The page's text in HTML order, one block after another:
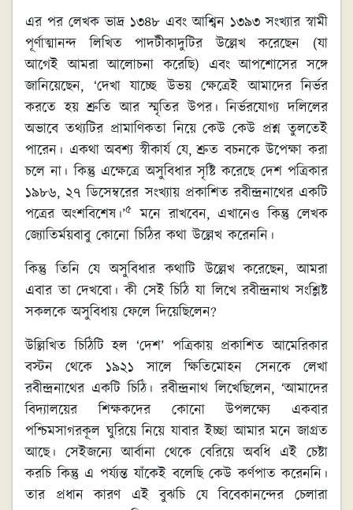
এর পর লেখক ভাদ্র ১৩৪৮ এবং আশ্বিন ১৩৯৩ সংখ্যার স্বামী
পূর্ণাত্মানন্দ লিখিত পাদটীকাদুটির উল্লেখ করেছেন (যা
আগেই আমরা আলোচনা করেছি) এবং আপশোসের সঙ্গে
জানিয়েছেন, ‘দেখা যাচ্ছে উভয় ক্ষেত্রেই আমাদের নির্ভর
করতে হয় শ্রুতি আর স্মৃতির উপর। নির্ভরযোগ্য দলিলের
অভাবে তথ্যটির প্রামাণিকতা নিয়ে কেউ কেউ প্রশ্ন তুলতেই
পারেন। একথা অবশ্য স্বীকার্য যে, শ্রুত বচনকে উপেক্ষা করা
চলে না। কিন্তু এক্ষেত্রে অসুবিধার সৃষ্টি করেছে দেশ পত্রিকার
১৯৮৬, ২৭ ডিসেম্বরের সংখ্যায় প্রকাশিত রবীন্দ্রনাথের একটি
পত্রের অংশবিশেষ।’৫ মনে রাখবেন, এখানেও কিন্তু লেখক
জ্যোতির্ময়বাবু কোনো চিঠির কথা উল্লেখ করেননি।
কিন্তু তিনি যে অসুবিধার কথাটি উল্লেখ করেছেন, আমরা
এবার তা দেখবো। কী সেই চিঠি যা লিখে রবীন্দ্রনাথ সংশ্লিষ্ট
সকলকে অসুবিধায় ফেলে দিয়েছিলেন?
উল্লিখিত চিঠিটি হল ‘দেশ’ পত্রিকায় প্রকাশিত আমেরিকার
বস্টন থেকে ১৯২১ সালে ক্ষিতিমোহন সেনকে লেখা
রবীন্দ্রনাথের একটি চিঠি। রবীন্দ্রনাথ লিখেছিলেন, ‘আমাদের
বিদ্যালয়ের শিক্ষকদের কোনো উপলক্ষ্যে একবার
পশ্চিমসাগরকূল ঘুরিয়ে নিয়ে যাবার ইচ্ছা আমার মনে জাগ্রত
আছে। সেইজন্যে আর্বানা থেকে বেরিয়ে অবধি এই চেষ্টা
করচি কিন্তু এ পর্য্যন্ত যাঁকেই বলেছি কেউ কর্ণপাত করেননি।
তার প্রধান কারণ এই বুঝচি যে বিবেকানন্দের চেলারা